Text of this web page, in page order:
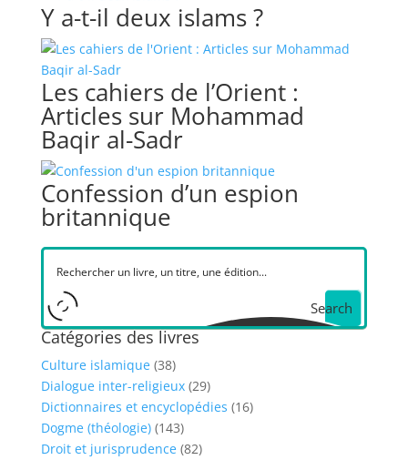
Y a-t-il deux islams ?
Les cahiers de l’Orient :
Articles sur Mohammad
Baqir al-Sadr
Confession d’un espion
britannique
Search
Catégories des livres
Culture islamique (38)
Dialogue inter-religieux (29)
Dictionnaires et encyclopédies (16)
Dogme (théologie) (143)
Droit et jurisprudence (82)